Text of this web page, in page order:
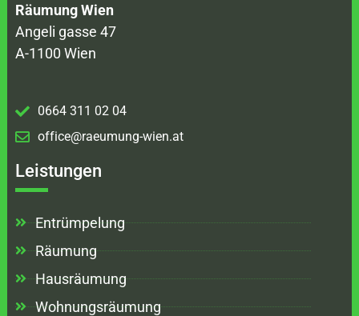
Räumung Wien
Angeli gasse 47
A-1100 Wien
0664 311 02 04
office@raeumung-wien.at
Leistungen
Entrümpelung
Räumung
Hausräumung
Wohnungsräumung